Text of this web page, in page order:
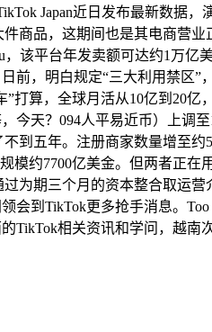
Japan近日发布最新数据
商品，这期间也是其电商营
该平台年发卖额可达约1万
前，明白规定“三大利用禁区
打算，全球月活从10亿到20
今天？094人平易近币）上调
到五年。注册商家数量增至
模约7700亿美金。但两者正
为期三个月的资本整合取运
会到TikTok更多抢手消息。
TikTok相关资讯和学问，越